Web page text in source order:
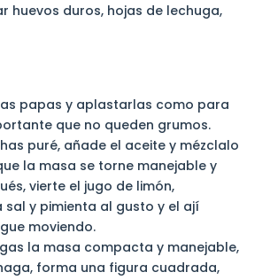
huevos duros, hojas de lechuga,
papas y aplastarlas como para
que no queden grumos.
puré, añade el aceite y mézclalo
la masa se torne manejable y
vierte el jugo de limón,
sal y pimienta al gusto y el ají
moviendo.
la masa compacta y manejable,
forma una figura cuadrada,